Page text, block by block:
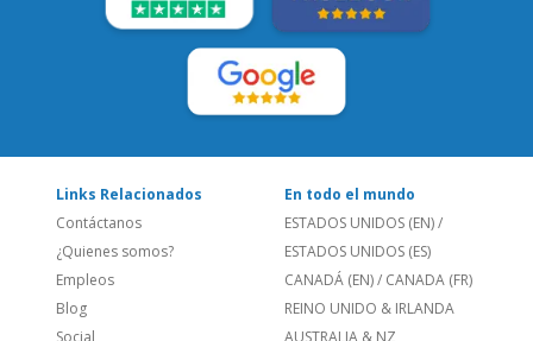
Links Relacionados
Contáctanos
¿Quienes somos?
Empleos
Blog
En todo el mundo
ESTADOS UNIDOS (EN)
ESTADOS UNIDOS (ES)
CANADÁ (EN)/CANADA (FR)
REINO UNIDO & IRLANDA